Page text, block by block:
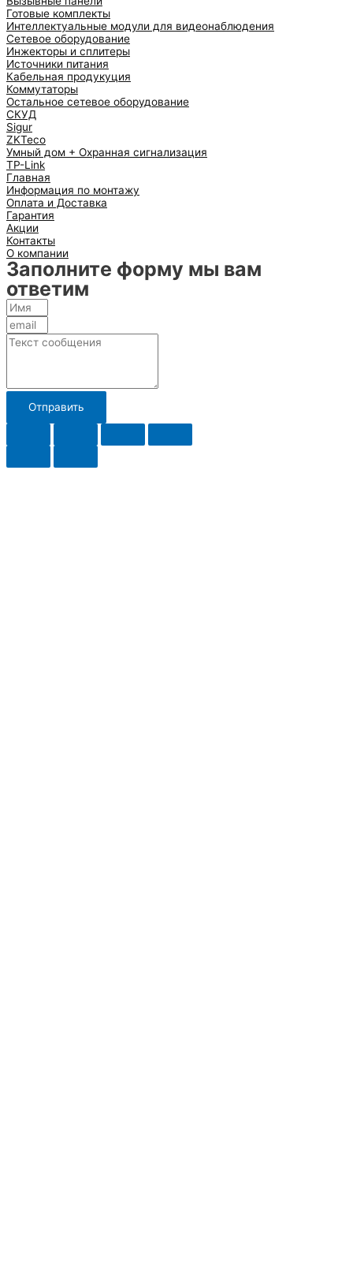
Готовые комплекты
Интеллектуальные модули для видеонаблюдения
Сетевое оборудование
Инжекторы и сплитеры
Источники питания
Кабельная продукуция
Коммутаторы
Остальное сетевое оборудование
СКУД
Sigur
ZKTeco
Умный дом + Охранная сигнализация
TP-Link
Главная
Информация по монтажу
Оплата и Доставка
Гарантия
Акции
Контакты
О компании
Заполните форму мы вам
ответим
Отправить